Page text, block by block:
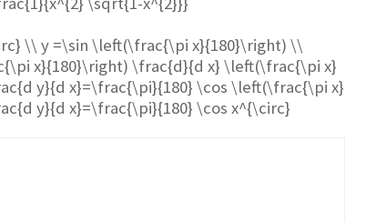
\\ y =\sin \left(\frac{\pi x}{180}\right) \\
x}{180}\right) \frac{d}{d x} \left(\frac{\pi x}
y}{d x}=\frac{\pi}{180} \cos \left(\frac{\pi x}
y}{d x}=\frac{\pi}{180} \cos x^{\circ}